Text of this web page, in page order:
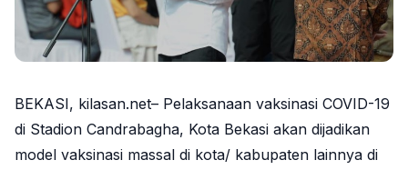
BEKASI, kilasan.net– Pelaksanaan vaksinasi COVID-19
di Stadion Candrabagha, Kota Bekasi akan dijadikan
model vaksinasi massal di kota/ kabupaten lainnya di